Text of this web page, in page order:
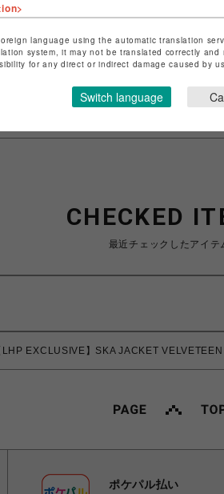
ップ名
商取引法など法令に基づく表記はこちら
ップお問い合わせはこちら
CHECKED
最近チェックしたアイテ
EXCLUSIVE】SKA JACKET VELVETEEN
ポケパル払い
language using the automatic translation
system, it may not be translated correctly
for any direct or indirect damage caused by
Switch language